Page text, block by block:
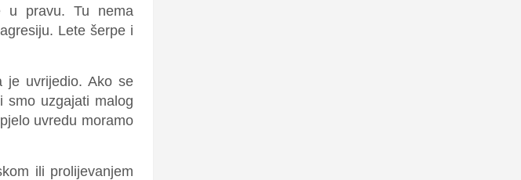
u pravu. Tu nema
Lete šerpe i
je uvrijedio. Ako se
smo uzgajati malog
uvredu moramo
ili prolijevanjem